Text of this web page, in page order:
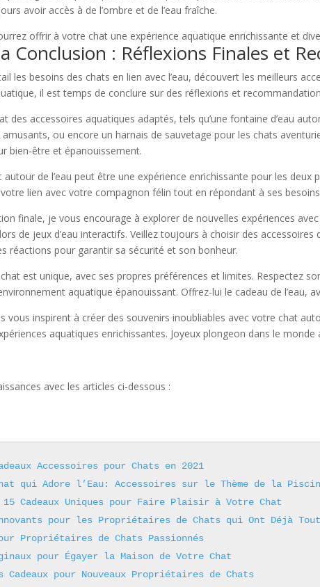
avoir accès à de l’ombre et de l’eau fraîche.
offrir à votre chat une expérience aquatique enrichissante et
Conclusion : Réflexions Finales et
les besoins des chats en lien avec l’eau, découvert les meilleurs
il est temps de conclure sur des réflexions et
des accessoires aquatiques adaptés, tels qu’une fontaine d’eau
ou encore un harnais de sauvetage pour les chats
bien-être et épanouissement.
autour de l’eau peut être une expérience enrichissante pour les
lien avec votre compagnon félin tout en répondant à ses
finale, je vous encourage à explorer de nouvelles expériences
de jeux d’eau interactifs. Veillez toujours à choisir des
réactions pour garantir sa sécurité et son bonheur.
chat est unique, avec ses propres préférences et limites. Respectez
aquatique épanouissant. Offrez-lui le cadeau de l’eau,
vous inspirent à créer des souvenirs inoubliables avec votre chat
aquatiques enrichissantes. Joyeux plongeon dans le monde
avec les articles ci-dessous :
Accessoires pour Chats en 2021
qui Adore l’Eau: Accessoires sur le Thème de la
15 Cadeaux Uniques pour Faire Plaisir à Votre Chat
pour les Propriétaires de Chats qui Ont Déjà Tout
Propriétaires de Chats Passionnés
pour Égayer la Maison de Votre Chat
Cadeaux pour Nouveaux Propriétaires de Chats